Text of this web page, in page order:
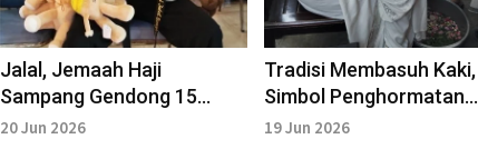
Jalal, Jemaah Haji
Sampang Gendong 15
Boneka Unta dari Madinah
20 Jun 2026
Tradisi Membasuh Kaki,
Simbol Penghormatan
Sambut Kepulangan Haji
19 Jun 2026